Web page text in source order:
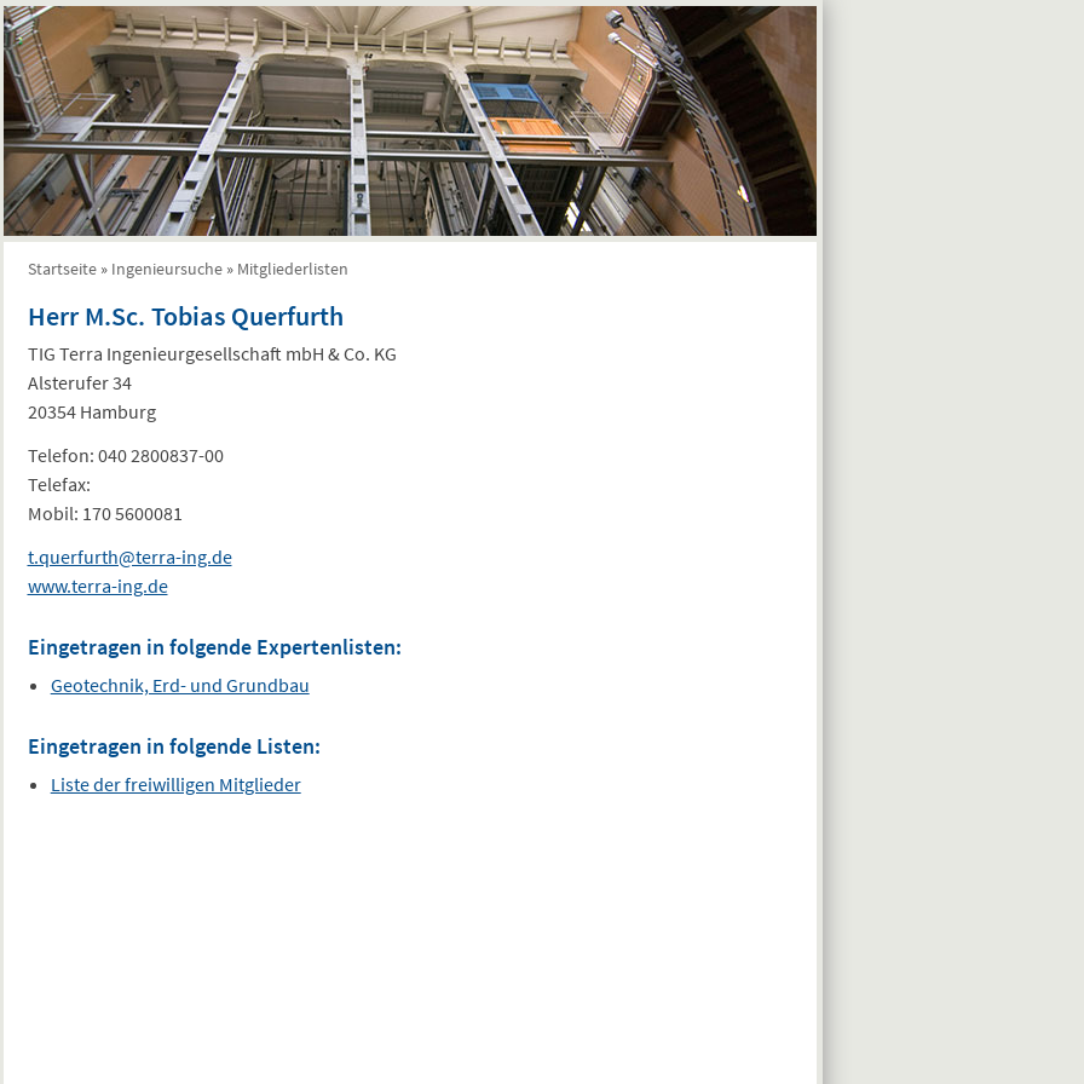
Startseite » Ingenieursuche » Mitgliederlisten
Herr M.Sc. Tobias Querfurth
TIG Terra Ingenieurgesellschaft mbH & Co. KG
Alsterufer 34
20354 Hamburg
Telefon: 040 2800837-00
Telefax:
Mobil: 170 5600081
t.querfurth@terra-ing.de
www.terra-ing.de
Eingetragen in folgende Expertenlisten:
Geotechnik, Erd- und Grundbau
Eingetragen in folgende Listen:
Liste der freiwilligen Mitglieder